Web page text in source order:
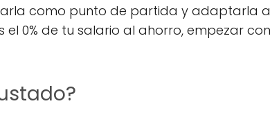
como punto de partida y adaptarla a
0% de tu salario al ahorro, empezar con